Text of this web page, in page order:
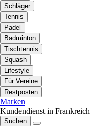
Schläger
Tennis
Padel
Badminton
Tischtennis
Squash
Lifestyle
Für Vereine
Restposten
Marken
Kundendienst in Frankreich
Suchen